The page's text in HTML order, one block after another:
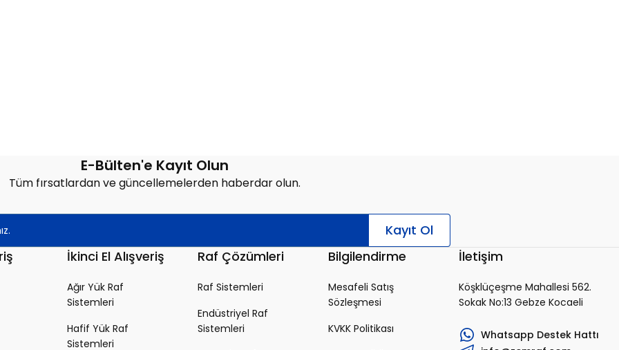
E-Bülten'e Kayıt Olun
Tüm fırsatlardan ve güncellemelerden haberdar olun.
Kayıt Ol
İkinci El Alışveriş
Ağır Yük Raf
Sistemleri
Hafif Yük Raf
Sistemleri
Raf Çözümleri
Raf Sistemleri
Endüstriyel Raf
Sistemleri
Bilgilendirme
Mesafeli Satış
Sözleşmesi
KVKK Politikası
İletişim
Köşklüçeşme Mahallesi 562.
Sokak No:13 Gebze Kocaeli
Whatsapp Destek Hattı